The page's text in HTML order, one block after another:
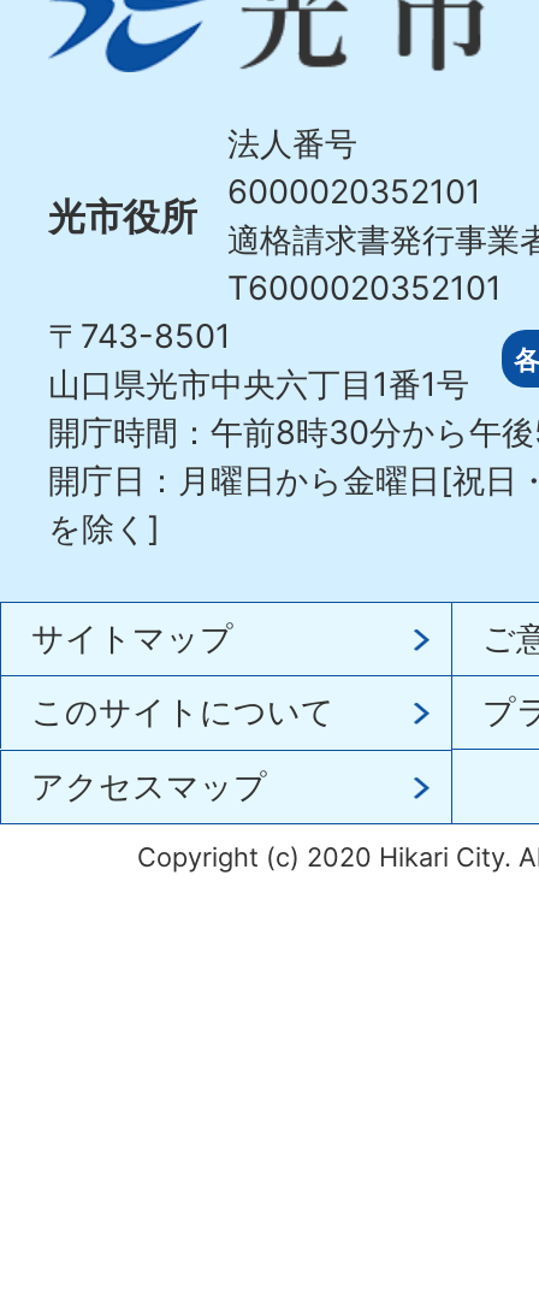
市
Hikari
光市役所
法人番号
6000020352101
適格請求書発行事業
T6000020352101
〒743-8501
山口県光市中央六丁目1番1号
開庁時間：午前8時30分から午
開庁日：月曜日から金曜日[祝日
を除く]
サイトマップ
ご
このサイトについて
プ
アクセスマップ
Copyright (c) 2020 Hikari City.